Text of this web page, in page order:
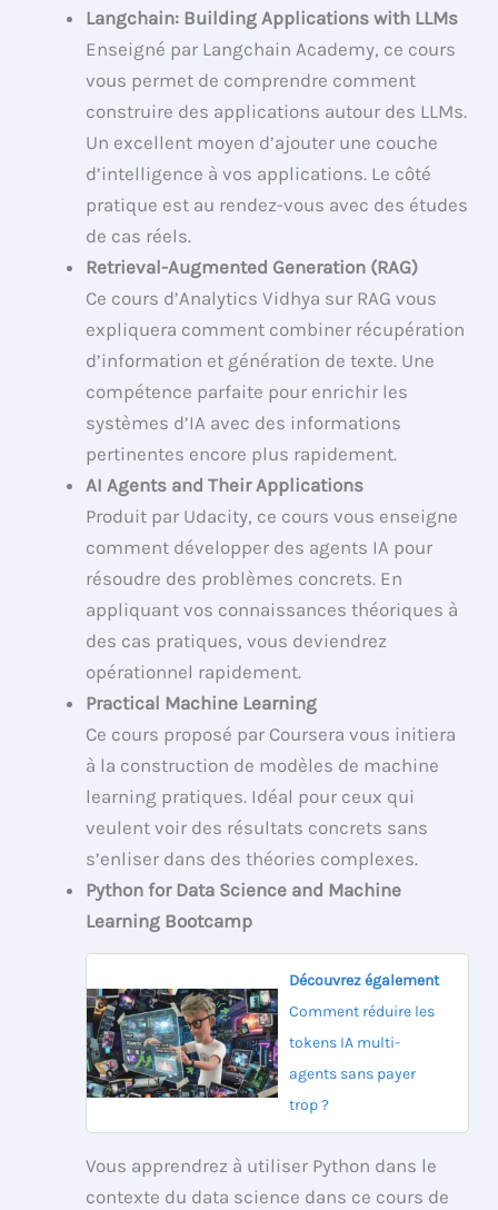
Langchain: Building Applications with LLMs
Enseigné par Langchain Academy, ce cours
vous permet de comprendre comment
construire des applications autour des LLMs.
Un excellent moyen d’ajouter une couche
d’intelligence à vos applications. Le côté
pratique est au rendez-vous avec des études
de cas réels.
Retrieval-Augmented Generation (RAG)
Ce cours d’Analytics Vidhya sur RAG vous
expliquera comment combiner récupération
d’information et génération de texte. Une
compétence parfaite pour enrichir les
systèmes d’IA avec des informations
pertinentes encore plus rapidement.
AI Agents and Their Applications
Produit par Udacity, ce cours vous enseigne
comment développer des agents IA pour
résoudre des problèmes concrets. En
appliquant vos connaissances théoriques à
des cas pratiques, vous deviendrez
opérationnel rapidement.
Practical Machine Learning
Ce cours proposé par Coursera vous initiera
à la construction de modèles de machine
learning pratiques. Idéal pour ceux qui
veulent voir des résultats concrets sans
s’enliser dans des théories complexes.
Python for Data Science and Machine
Learning Bootcamp
Découvrez également
Comment réduire les
tokens IA multi-
agents sans payer
trop ?
Vous apprendrez à utiliser Python dans le
contexte du data science dans ce cours de